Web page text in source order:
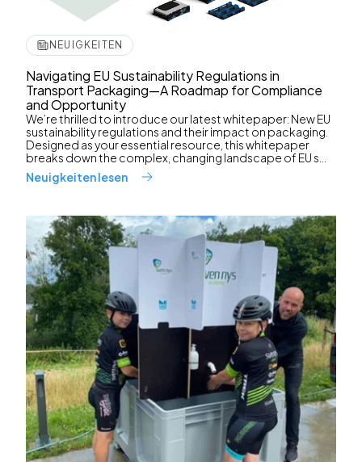
NEUIGKEITEN
Navigating EU Sustainability Regulations in
Transport Packaging—A Roadmap for Compliance
and Opportunity
We’re thrilled to introduce our latest whitepaper: New EU
sustainability regulations and their impact on packaging.
Designed as your essential resource, this whitepaper
breaks down the complex, changing landscape of EU s...
Neuigkeiten lesen